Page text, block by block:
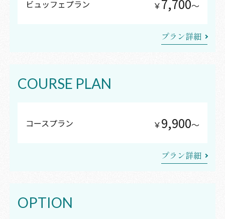
ビュッフェプラン ￥7,700〜
プラン詳細
COURSE PLAN
コースプラン ￥9,900〜
プラン詳細
OPTION